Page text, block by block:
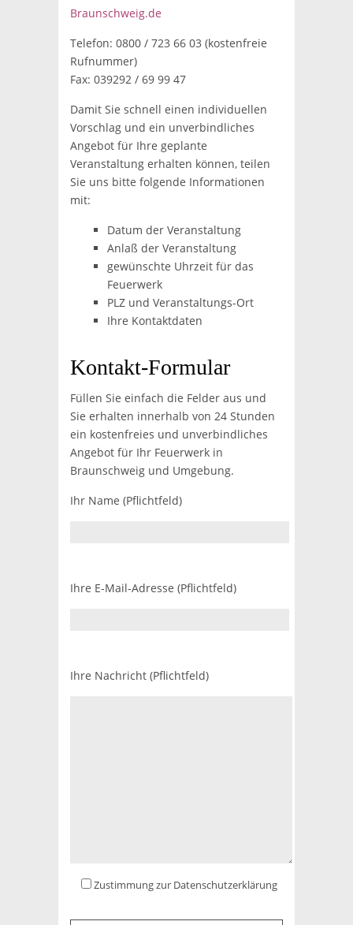
Braunschweig.de
Telefon: 0800 / 723 66 03 (kostenfreie
Rufnummer)
Fax: 039292 / 69 99 47
Damit Sie schnell einen individuellen
Vorschlag und ein unverbindliches
Angebot für Ihre geplante
Veranstaltung erhalten können, teilen
Sie uns bitte folgende Informationen
mit:
Datum der Veranstaltung
Anlaß der Veranstaltung
gewünschte Uhrzeit für das
Feuerwerk
PLZ und Veranstaltungs-Ort
Ihre Kontaktdaten
Kontakt-Formular
Füllen Sie einfach die Felder aus und
Sie erhalten innerhalb von 24 Stunden
ein kostenfreies und unverbindliches
Angebot für Ihr Feuerwerk in
Braunschweig und Umgebung.
Ihr Name (Pflichtfeld)
Ihre E-Mail-Adresse (Pflichtfeld)
Ihre Nachricht (Pflichtfeld)
Zustimmung zur Datenschutzerklärung